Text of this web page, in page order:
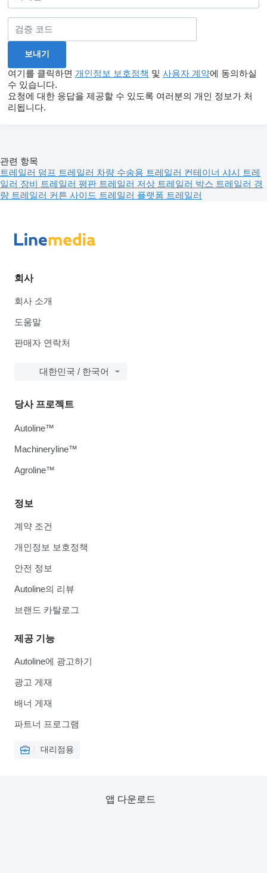
여기를 클릭하면 개인정보 보호정책 및 사용자 계약에 동의하실
수 있습니다.
요청에 대한 응답을 제공할 수 있도록 여러분의 개인 정보가 처
리됩니다.
관련 항목
트레일러 덤프 트레일러 차량 수송용 트레일러 컨테이너 샤시 트레
일러 장비 트레일러 평판 트레일러 저상 트레일러 박스 트레일러 경
량 트레일러 커튼 사이드 트레일러 플랫폼 트레일러
회사
회사 소개
도움말
판매자 연락처
대한민국 / 한국어
정보
계약 조건
개인정보 보호정책
안전 정보
Autoline의 리뷰
브랜드 카탈로그
제공 기능
Autoline에 광고하기
광고 게재
배너 게재
파트너 프로그램
대리점용
당사 프로젝트
Autoline™
Machineryline™
Agroline™
앱 다운로드